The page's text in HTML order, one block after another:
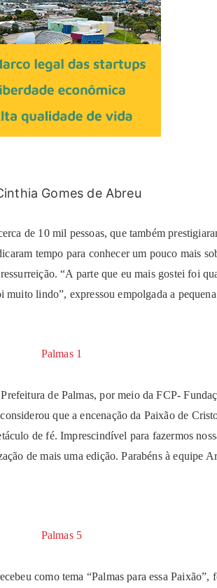
Gomes de Abreu
de 10 mil pessoas, que também
tempo para conhecer um pouco mais
“A parte que eu mais gostei foi
lindo”, expressou empolgada a
de Palmas, por meio da FCP-
que a encenação da Paixão de
de fé. Imprescindível para fazermos
de mais uma edição. Parabéns à equipe
como tema “Palmas para essa Paixão”,